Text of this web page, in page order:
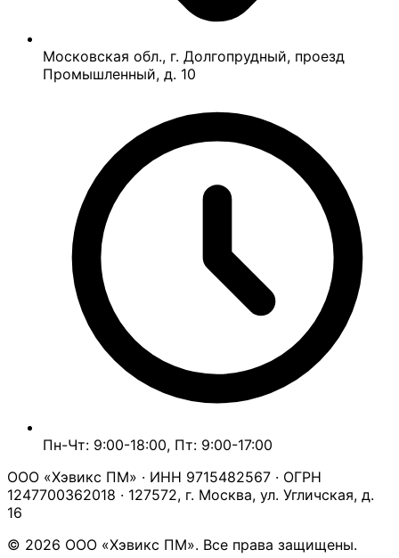
Московская обл., г. Долгопрудный, проезд
Промышленный, д. 10
Пн-Чт: 9:00-18:00, Пт: 9:00-17:00
ООО «Хэвикс ПМ» · ИНН 9715482567 · ОГРН
1247700362018 · 127572, г. Москва, ул. Угличская, д.
16
© 2026 ООО «Хэвикс ПМ». Все права защищены.